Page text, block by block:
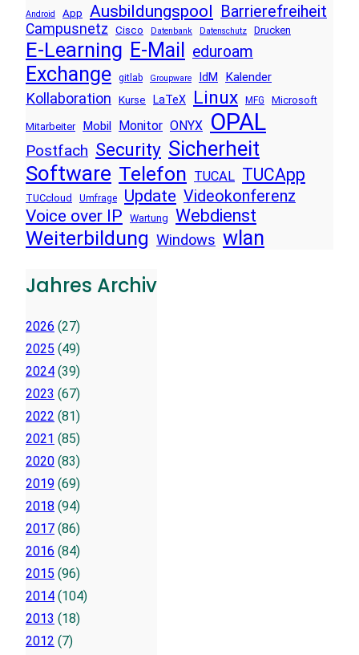
Android App Ausbildungspool Barrierefreiheit
Campusnetz Cisco Datenbank Datenschutz Drucken
E-Learning E-Mail eduroam
Exchange gitlab Groupware IdM Kalender
Kollaboration Kurse LaTeX Linux MFG Microsoft
Mitarbeiter Mobil Monitor ONYX OPAL
Postfach Security Sicherheit
Software Telefon TUCAL TUCApp
TUCcloud Umfrage Update Videokonferenz
Voice over IP Wartung Webdienst
Weiterbildung Windows wlan
Jahres Archiv
2026 (27)
2025 (49)
2024 (39)
2023 (67)
2022 (81)
2021 (85)
2020 (83)
2019 (69)
2018 (94)
2017 (86)
2016 (84)
2015 (96)
2014 (104)
2013 (18)
2012 (7)